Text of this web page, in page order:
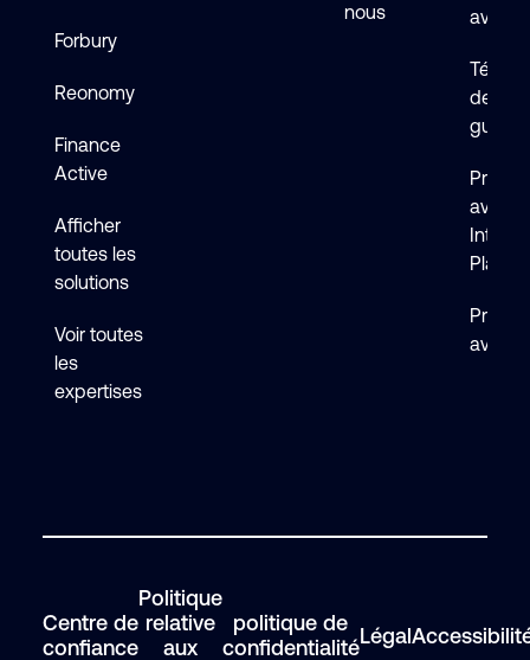
Forbury
Reonomy
Finance
Active
Afficher
toutes les
solutions
Voir toutes
les
expertises
nous
avec
de
guides
avec
avec
Centre de
confiance
Politique
relative
aux
politique de
confidentialitéLégal